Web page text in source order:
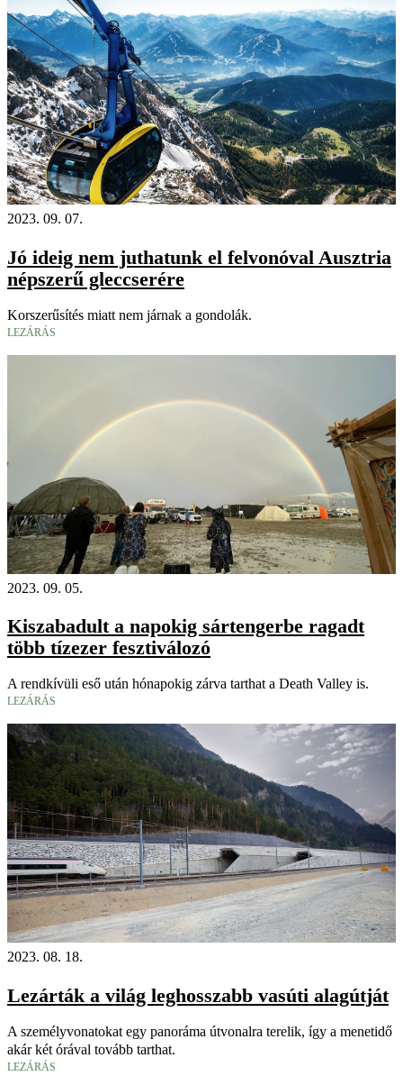
2023. 09. 07.
Jó ideig nem juthatunk el felvonóval Ausztria
népszerű gleccserére
Korszerűsítés miatt nem járnak a gondolák.
LEZÁRÁS
2023. 09. 05.
Kiszabadult a napokig sártengerbe ragadt
több tízezer fesztiválozó
A rendkívüli eső után hónapokig zárva tarthat a Death Valley is.
LEZÁRÁS
2023. 08. 18.
Lezárták a világ leghosszabb vasúti alagútját
A személyvonatokat egy panoráma útvonalra terelik, így a menetidő
akár két órával tovább tarthat.
LEZÁRÁS